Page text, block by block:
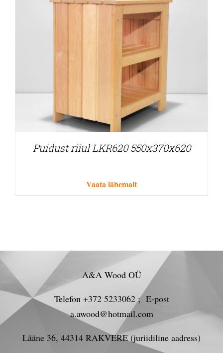
Puidust riiul LKR620 550x370x620
Vaata lähemalt
A&A Wood OÜ
Telefon +372 5233062 ; E-post
a.awood@hotmail.com
Lääne 36, 44314 RAKVERE (juriidiline aadress)